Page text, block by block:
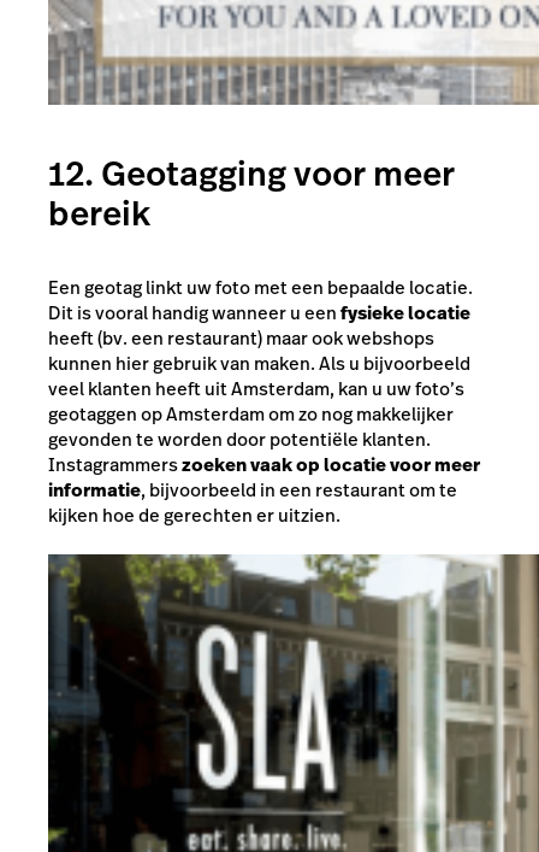
12. Geotagging voor meer
bereik
Een geotag linkt uw foto met een bepaalde locatie.
Dit is vooral handig wanneer u eenfysieke locatie
heeft (bv. een restaurant) maar ook webshops
kunnen hier gebruik van maken. Als u bijvoorbeeld
veel klanten heeft uit Amsterdam, kan u uw foto’s
geotaggen op Amsterdam om zo nog makkelijker
gevonden te worden door potentiële klanten.
Instagrammerszoeken vaak op locatie voor meer
informatie, bijvoorbeeld in een restaurant om te
kijken hoe de gerechten er uitzien.